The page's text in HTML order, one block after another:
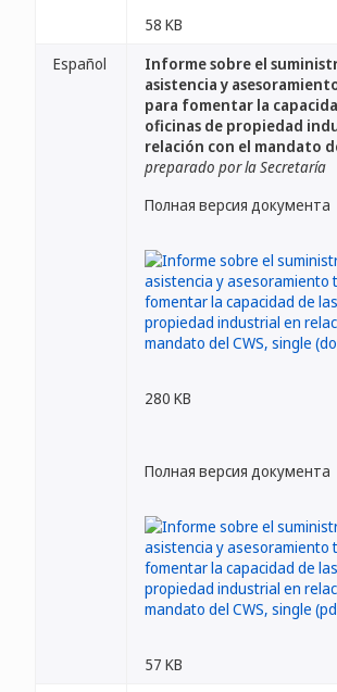
58 KB
Español
Informe sobre el
asistencia y
para fomentar la
oficinas de propiedad
relación con el mandato
preparado por la Secretaría
Полная версия документа
280 KB
Полная версия документа
57 KB